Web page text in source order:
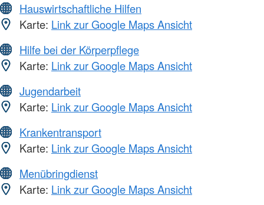
Hauswirtschaftliche Hilfen
Karte: Link zur Google Maps Ansicht
Hilfe bei der Körperpflege
Karte: Link zur Google Maps Ansicht
Jugendarbeit
Karte: Link zur Google Maps Ansicht
Krankentransport
Karte: Link zur Google Maps Ansicht
Menübringdienst
Karte: Link zur Google Maps Ansicht